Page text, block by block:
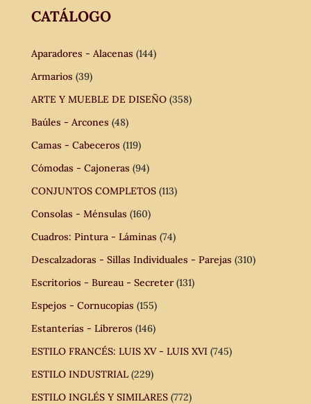
CATÁLOGO
Aparadores - Alacenas (144)
Armarios (39)
ARTE Y MUEBLE DE DISEÑO (358)
Baúles - Arcones (48)
Camas - Cabeceros (119)
Cómodas - Cajoneras (94)
CONJUNTOS COMPLETOS (113)
Consolas - Ménsulas (160)
Cuadros: Pintura - Láminas (74)
Descalzadoras - Sillas Individuales - Parejas (310)
Escritorios - Bureau - Secreter (131)
Espejos - Cornucopias (155)
Estanterías - Libreros (146)
ESTILO FRANCÉS: LUIS XV - LUIS XVI (745)
ESTILO INDUSTRIAL (229)
ESTILO INGLÉS Y SIMILARES (772)